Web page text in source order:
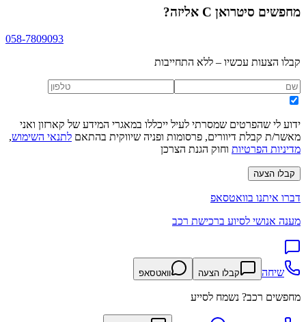
מחפשים סיטרואן C אליזה ?
058-7809093
קבלו הצעות עכשיו – ללא התחייבות
ידוע לי שהפרטים שמסרתי לעיל ייכללו במאגרי המידע של קארזון ואני
מאשר/ת קבלת דיוורים, פרסומות ופניה שיווקית בהתאם לתנאי השימוש,
מדיניות הפרטיות וחוק הגנת הצרכן
קבלו הצעה
דברו איתנו בוואטסאפ
מענה אנושי לסיוע ברכישת רכב
שיחה קבלו הצעה וואטסאפ
מחפשים רכב? נשמח לסייע